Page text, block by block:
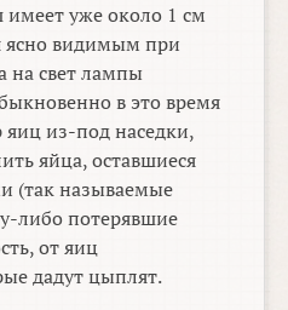
уже около 1 см
ясно видимым при
на свет лампы
в это время
яиц из-под наседки,
яйца, оставшиеся
(так называемые
либо потерявшие
от яиц
дадут цыплят.